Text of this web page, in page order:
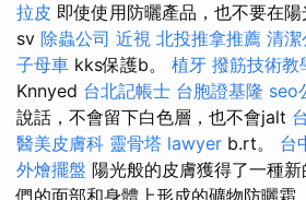
拉皮 即使使用防曬產品，也不要在
sv 除蟲公司 近視 北投推拿推薦 清潔
子母車 kks保護b。 植牙 撥筋技術教
Knnyed 台北記帳士 台胞證基隆 seo
說話，不會留下白色層，也不會jalt
醫美皮膚科 靈骨塔 lawyer b.rt。 台
外燴擺盤 陽光般的皮膚獲得了一種
們的面部和身體上形成的礦物防曬霜